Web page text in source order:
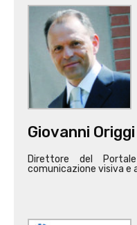
Giovanni Origgi
Direttore del
comunicazione visiva e